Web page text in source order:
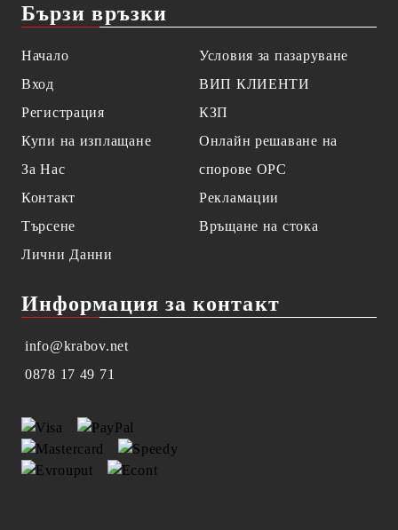
Бързи връзки
Начало
Вход
Регистрация
Купи на изплащане
За Нас
Контакт
Търсене
Лични Данни
Условия за пазаруване
ВИП КЛИЕНТИ
КЗП
Онлайн решаване на
спорове OPC
Рекламации
Връщане на стока
Информация за контакт
info@krabov.net
0878 17 49 71